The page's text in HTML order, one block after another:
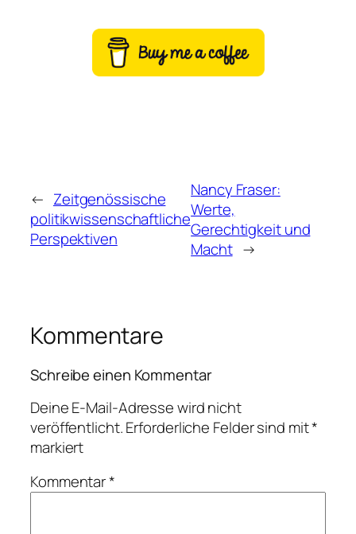
← Zeitgenössische
politikwissenschaftliche
Perspektiven
Nancy Fraser:
Werte,
Gerechtigkeit und
Macht →
Kommentare
Schreibe einen Kommentar
Deine E-Mail-Adresse wird nicht
veröffentlicht.Erforderliche Felder sind mit*
markiert
Kommentar*